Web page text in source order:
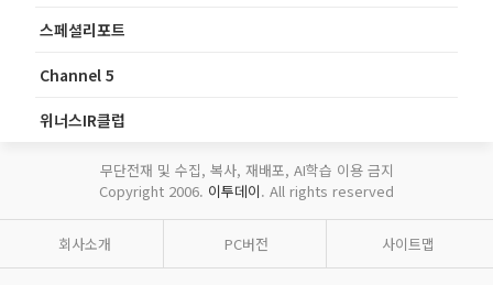
스페셜리포트
Channel 5
위너스IR클럽
무단전재 및 수집, 복사, 재배포, AI학습 이용 금지
Copyright 2006. 이투데이. All rights reserved
회사소개 PC버전 사이트맵